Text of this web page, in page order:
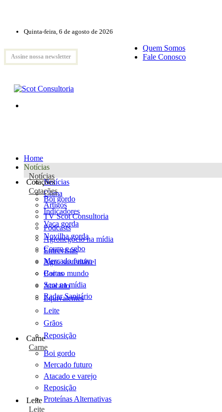
Quinta-feira, 6 de agosto de 2026
Assine nossa newsletter
Quem Somos
Fale Conosco
Home
Notícias
Notícias
Notícias
Clima
Artigos
TV Scot Consultoria
Podcasts
Agronegócio na mídia
Entrevistas
Agro sustentável
Cartas
Scot na mídia
Radar Sanitário
Cotações
Cotações
Boi gordo
Indicadores
Vaca gorda
Novilha gorda
Couro e sebo
Mercado futuro
Boi no mundo
Atacado
Equivalentes
Leite
Grãos
Reposição
Carne
Carne
Boi gordo
Mercado futuro
Atacado e varejo
Reposição
Proteínas Alternativas
Leite
Leite